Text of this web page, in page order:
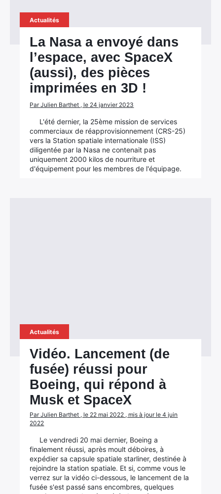
Actualités
La Nasa a envoyé dans
l’espace, avec SpaceX
(aussi), des pièces
imprimées en 3D !
Par Julien Barthet , le 24 janvier 2023
L'été dernier, la 25ème mission de services
commerciaux de réapprovisionnement (CRS-25)
vers la Station spatiale internationale (ISS)
diligentée par la Nasa ne contenait pas
uniquement 2000 kilos de nourriture et
d'équipement pour les membres de l'équipage.
Actualités
Vidéo. Lancement (de
fusée) réussi pour
Boeing, qui répond à
Musk et SpaceX
Par Julien Barthet , le 22 mai 2022 , mis à jour le 4 juin
2022
Le vendredi 20 mai dernier, Boeing a
finalement réussi, après moult déboires, à
expédier sa capsule spatiale starliner, destinée à
rejoindre la station spatiale. Et si, comme vous le
verrez sur la vidéo ci-dessous, le lancement de la
fusée s'est passé sans encombres, quelques